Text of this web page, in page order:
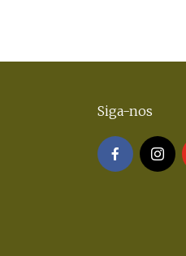
Siga-nos